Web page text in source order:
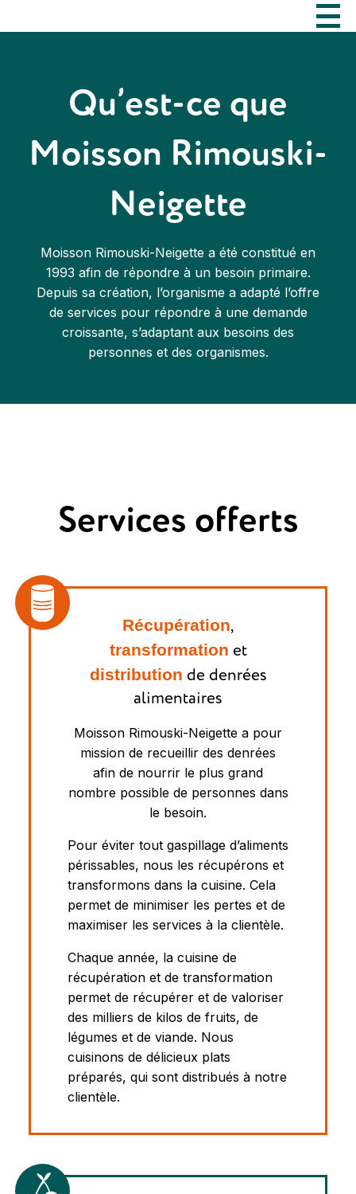
Qu’est-ce que
Moisson Rimouski-
Neigette
Moisson Rimouski-Neigette a été constitué en
1993 afin de répondre à un besoin primaire.
Depuis sa création, l’organisme a adapté l’offre
de services pour répondre à une demande
croissante, s’adaptant aux besoins des
personnes et des organismes.
Services offerts
Récupération,
transformation et
distribution de denrées
alimentaires
Moisson Rimouski-Neigette a pour
mission de recueillir des denrées
afin de nourrir le plus grand
nombre possible de personnes dans
le besoin.
Pour éviter tout gaspillage d’aliments
périssables, nous les récupérons et
transformons dans la cuisine. Cela
permet de minimiser les pertes et de
maximiser les services à la clientèle.
Chaque année, la cuisine de
récupération et de transformation
permet de récupérer et de valoriser
des milliers de kilos de fruits, de
légumes et de viande. Nous
cuisinons de délicieux plats
préparés, qui sont distribués à notre
clientèle.